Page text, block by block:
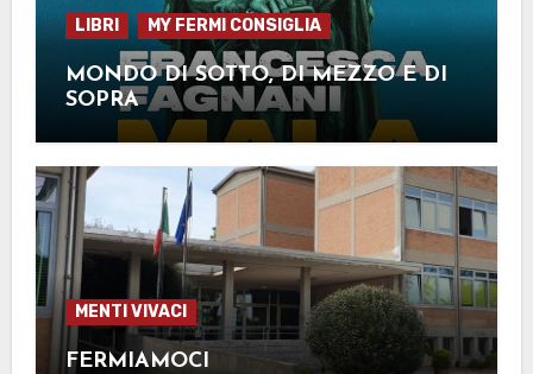
LIBRI MY FERMI CONSIGLIA
MONDO DI SOTTO, DI MEZZO E DI
SOPRA
MENTI VIVACI
FERMIAMOCI